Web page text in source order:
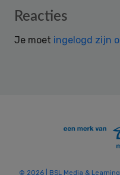
Reader
Reacties
Je moet ingelogd zijn
© 2026 | BSL Media & Learning